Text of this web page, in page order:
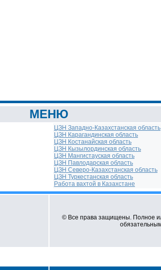
МЕНЮ
ЦЗН Западно-Казахстанская область
ЦЗН Карагандинская область
ЦЗН Костанайская область
ЦЗН Кызылординская область
ЦЗН Мангистауская область
ЦЗН Павлодарская область
ЦЗН Северо-Казахстанская область
ЦЗН Туркестанская область
Работа вахтой в Казахстане
© Все права защищены. Полное